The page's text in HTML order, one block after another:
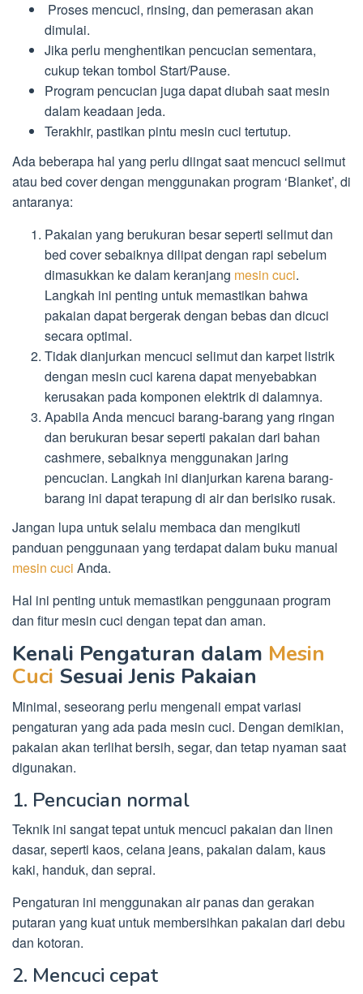
Proses mencuci, rinsing, dan pemerasan akan
dimulai.
Jika perlu menghentikan pencucian sementara,
cukup tekan tombol Start/Pause.
Program pencucian juga dapat diubah saat mesin
dalam keadaan jeda.
Terakhir, pastikan pintu mesin cuci tertutup.
Ada beberapa hal yang perlu diingat saat mencuci selimut
atau bed cover dengan menggunakan program ‘Blanket’, di
antaranya:
Pakaian yang berukuran besar seperti selimut dan
bed cover sebaiknya dilipat dengan rapi sebelum
dimasukkan ke dalam keranjang mesin cuci.
Langkah ini penting untuk memastikan bahwa
pakaian dapat bergerak dengan bebas dan dicuci
secara optimal.
Tidak dianjurkan mencuci selimut dan karpet listrik
dengan mesin cuci karena dapat menyebabkan
kerusakan pada komponen elektrik di dalamnya.
Apabila Anda mencuci barang-barang yang ringan
dan berukuran besar seperti pakaian dari bahan
cashmere, sebaiknya menggunakan jaring
pencucian. Langkah ini dianjurkan karena barang-
barang ini dapat terapung di air dan berisiko rusak.
Jangan lupa untuk selalu membaca dan mengikuti
panduan penggunaan yang terdapat dalam buku manual
mesin cuci Anda.
Hal ini penting untuk memastikan penggunaan program
dan fitur mesin cuci dengan tepat dan aman.
Kenali Pengaturan dalam Mesin
Cuci Sesuai Jenis Pakaian
Minimal, seseorang perlu mengenali empat variasi
pengaturan yang ada pada mesin cuci. Dengan demikian,
pakaian akan terlihat bersih, segar, dan tetap nyaman saat
digunakan.
1. Pencucian normal
Teknik ini sangat tepat untuk mencuci pakaian dan linen
dasar, seperti kaos, celana jeans, pakaian dalam, kaus
kaki, handuk, dan seprai.
Pengaturan ini menggunakan air panas dan gerakan
putaran yang kuat untuk membersihkan pakaian dari debu
dan kotoran.
2. Mencuci cepat